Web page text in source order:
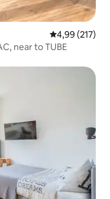
Średnia
4,99 (217)
near to TUBE